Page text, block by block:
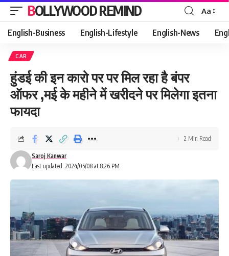
BOLLYWOOD REMIND
Font
Resizer
Aa
English-Business English-Lifestyle English-News
CAR
हुंडई की इन कारो पर पर मिल रहा है बंपर
ऑफर ,मई के महीने में खरीदने पर मिलेगा इतना
फायदा
Last updated: 2024/05/08 at 8:26 PM
Saroj Kanwar
2 Min Read